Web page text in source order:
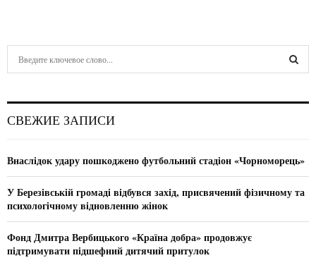
h
o
:
C
СВЕЖИЕ ЗАПИСИ
Внаслідок удару пошкоджено футбольний стадіон «Чорноморець»
У Березівській громаді відбувся захід, присвячений фізичному та
психологічному відновленню жінок
Фонд Дмитра Вербицького «Країна добра» продовжує
підтримувати підшефний дитячий притулок